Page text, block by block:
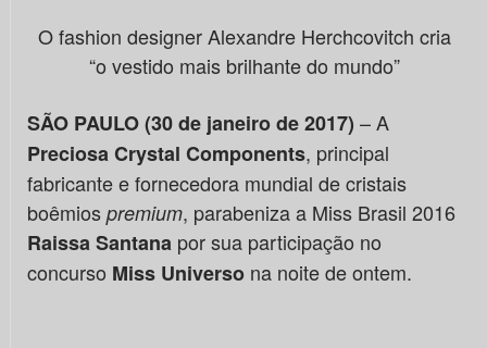
O fashion designer Alexandre Herchcovitch cria
“o vestido mais brilhante do mundo”
SÃO PAULO (30 de janeiro de 2017) – A
Preciosa Crystal Components, principal
fabricante e fornecedora mundial de cristais
boêmios premium, parabeniza a Miss Brasil 2016
Raissa Santanapor sua participação no
concurso Miss Universona noite de ontem.